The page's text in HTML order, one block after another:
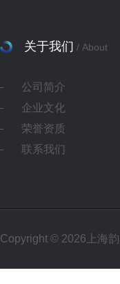
关于我们 / About
公司简介
企业文化
荣誉资质
联系我们
Copyright © 2026上海